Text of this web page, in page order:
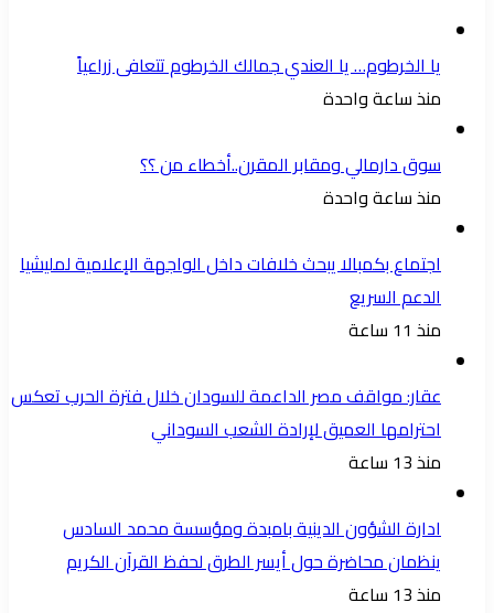
يا الخرطوم… يا العندي جمالك الخرطوم تتعافى زراعياً
منذ ساعة واحدة
سوق دارمالي ومقابر المقرن..أخطاء من ؟؟
منذ ساعة واحدة
اجتماع بكمبالا يبحث خلافات داخل الواجهة الإعلامية لمليشيا
الدعم السريع
منذ 11 ساعة
عقار: مواقف مصر الداعمة للسودان خلال فترة الحرب تعكس
احترامها العميق لإرادة الشعب السوداني
منذ 13 ساعة
ادارة الشؤون الدينية بامبدة ومؤسسة محمد السادس
ينظمان محاضرة حول أيسر الطرق لحفظ القرآن الكريم
منذ 13 ساعة